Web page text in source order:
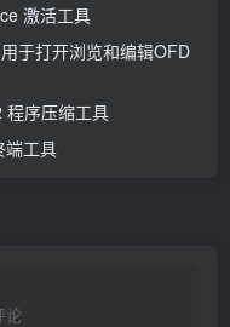
激活工具
于打开浏览和编辑OFD
程序压缩工具
端工具
论